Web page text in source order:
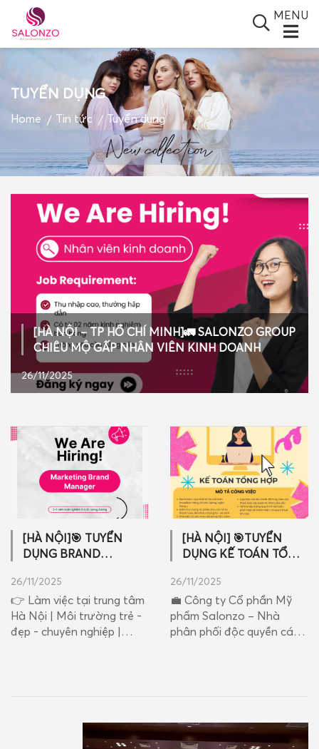
SALONZO GROUP
SẢN PHẨM
TIN TỨC
ĐỐI TÁC
BLOGS
VIDEO
GIỎ HÀNG
LIÊN HỆ
MENU
Home Tin tức Tuyển dụng
TUYỂN DỤNG
[HÀ NỘI – TP HỒ CHÍ MINH]🚛 SALONZO GROUP
CHIÊU MỘ GẤP NHÂN VIÊN KINH DOANH
26/11/2025
[HÀ NỘI]🎯 TUYỂN
DỤNG BRAND
CỨNG 20-25 TRIỆU +
HOA HỒNG + THƯỞNG
🎯
26/11/2025
👉 Làm việc tại trung tâm
Hà Nội | Môi trường trẻ -
đẹp - chuyên nghiệp |
[HÀ NỘI] 🎯TUYỂN
DỤNG KẾ TOÁN TỔNG
VIỆC TẠI CÔNG TY MỸ
PHẨM HÀNG ĐẦU VIỆT
NAM 🎯
26/11/2025
💼 Công ty Cổ phần Mỹ
phẩm Salonzo – Nhà
phân phối độc quyền các